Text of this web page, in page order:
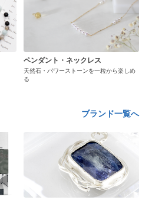
ペンダント・ネックレス
天然石・パワーストーンを一粒から楽しめ
る
ブランド一覧へ